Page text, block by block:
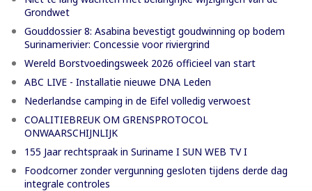
Grondwet
Gouddossier 8: Asabina bevestigt goudwinning op bodem
Surinamerivier: Concessie voor riviergrind
Wereld Borstvoedingsweek 2026 officieel van start
ABC LIVE - Installatie nieuwe DNA Leden
Nederlandse camping in de Eifel volledig verwoest
COALITIEBREUK OM GRENSPROTOCOL
ONWAARSCHIJNLIJK
155 Jaar rechtspraak in Suriname I SUN WEB TV I
Foodcorner zonder vergunning gesloten tijdens derde dag
integrale controles